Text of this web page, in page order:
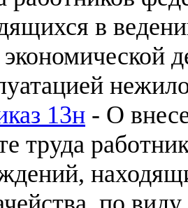
в
13н - О
труда